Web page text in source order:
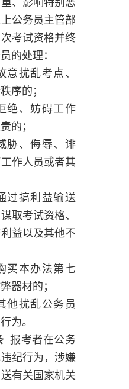
、影响特别恶
公务员主管部
考试资格并终
的处理：
意扰乱考点、
序的；
绝、妨碍工作
的；
胁、侮辱、诽
作人员或者其
过搞利益输送
取考试资格、
益以及其他不
买本办法第七
器材的；
他扰乱公务员
为。
报考者在公务
纪行为，涉嫌
有关国家机关